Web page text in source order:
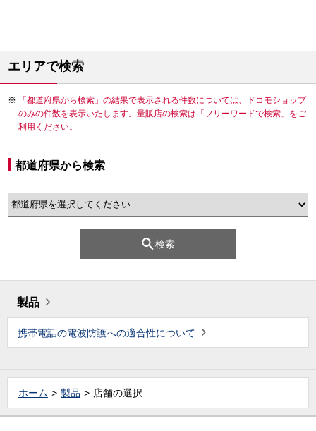
エリアで検索
「都道府県から検索」の結果で表示される件数については、ドコモショップ
のみの件数を表示いたします。量販店の検索は「フリーワードで検索」をご
利用ください。
都道府県から検索
検索
製品
携帯電話の電波防護への適合性について
ホーム 製品 店舗の選択